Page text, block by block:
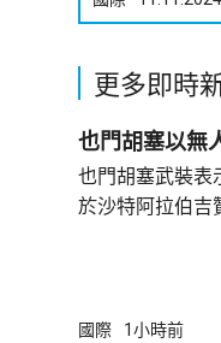
更多即時
也門胡塞以無
也門胡塞武裝表
於沙特阿拉伯吉
造成傷亡。 胡塞武裝上月底以報復沙特持續
國際 1小時前